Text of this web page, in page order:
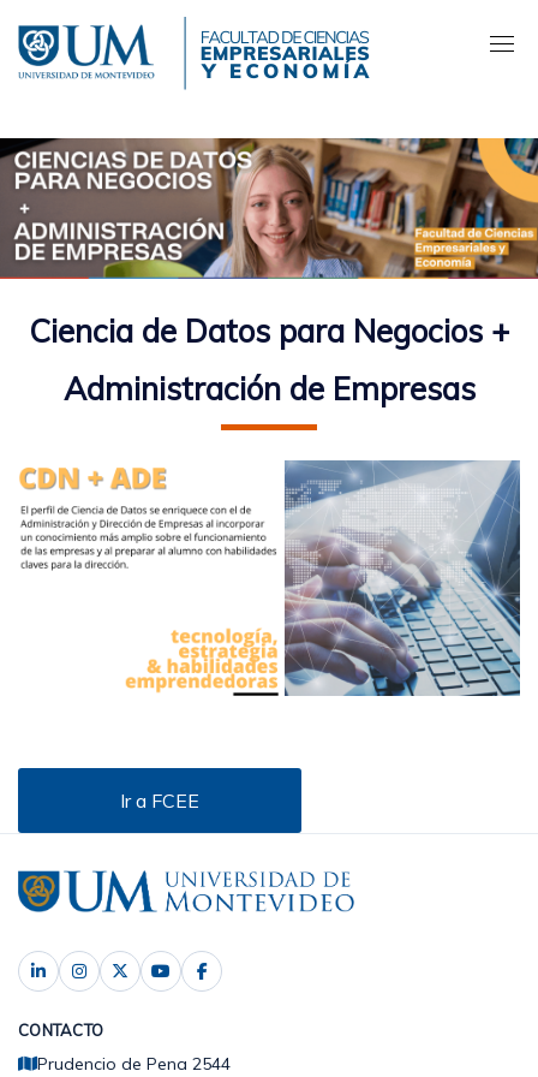
contenido
principal
Ciencia de Datos para Negocios +
Administración de Empresas
Ir a FCEE
CONTACTO
Prudencio de Pena 2544